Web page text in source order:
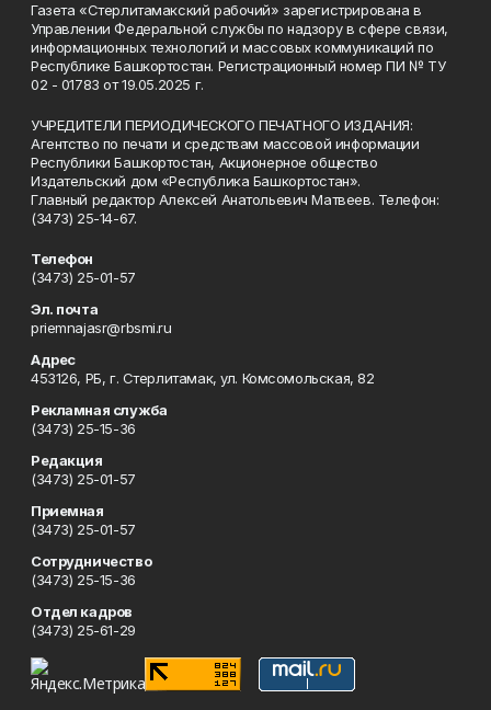
Газета «Стерлитамакский рабочий» зарегистрирована в
Управлении Федеральной службы по надзору в сфере связи,
информационных технологий и массовых коммуникаций по
Республике Башкортостан. Регистрационный номер ПИ № ТУ
02 - 01783 от 19.05.2025 г.
УЧРЕДИТЕЛИ ПЕРИОДИЧЕСКОГО ПЕЧАТНОГО ИЗДАНИЯ:
Агентство по печати и средствам массовой информации
Республики Башкортостан, Акционерное общество
Издательский дом «Республика Башкортостан».
Главный редактор Алексей Анатольевич Матвеев. Телефон:
(3473) 25-14-67.
Телефон
(3473) 25-01-57
Эл. почта
priemnajasr@rbsmi.ru
Адрес
453126, РБ, г. Стерлитамак, ул. Комсомольская, 82
Рекламная служба
(3473) 25-15-36
Редакция
(3473) 25-01-57
Приемная
(3473) 25-01-57
Сотрудничество
(3473) 25-15-36
Отдел кадров
(3473) 25-61-29